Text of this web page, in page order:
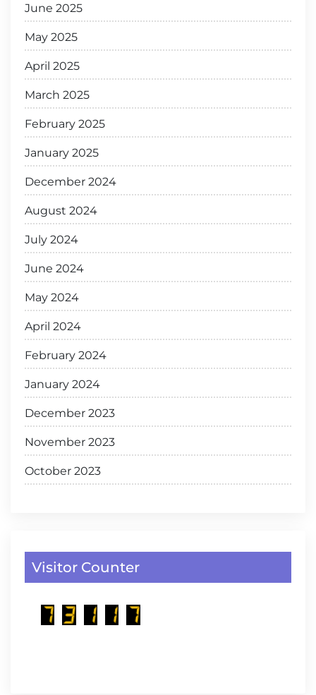
June 2025
May 2025
April 2025
March 2025
February 2025
January 2025
December 2024
August 2024
July 2024
June 2024
May 2024
April 2024
February 2024
January 2024
December 2023
November 2023
October 2023
Visitor Counter